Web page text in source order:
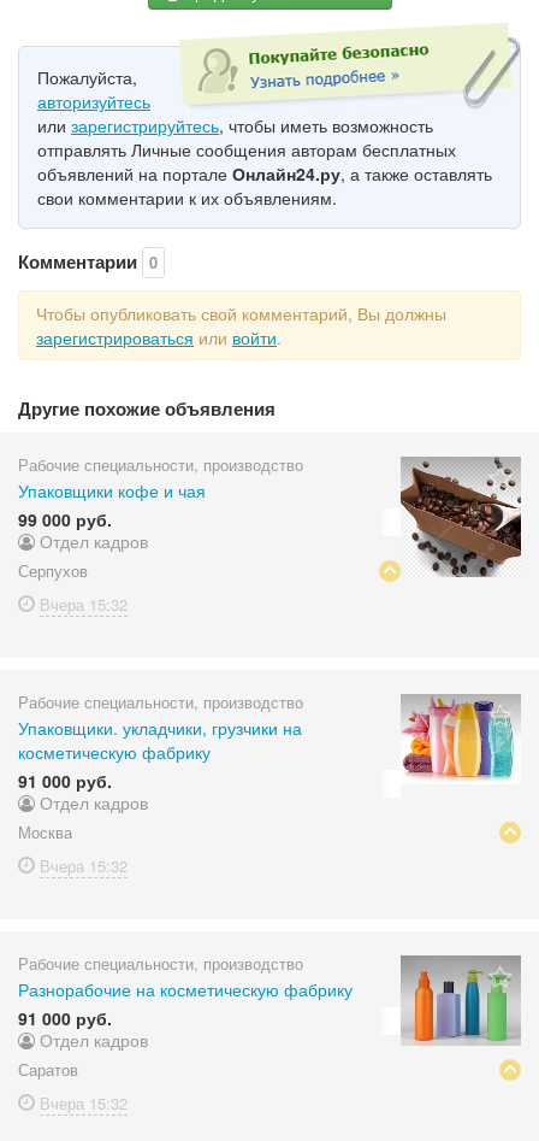
Пожалуйста,
авторизуйтесь
или зарегистрируйтесь, чтобы иметь возможность
отправлять Личные сообщения авторам бесплатных
объявлений на портале Онлайн24.ру, а также оставлять
свои комментарии к их объявлениям.
Комментарии 0
Чтобы опубликовать свой комментарий, Вы должны
зарегистрироваться или войти.
Другие похожие объявления
Рабочие специальности, производство
Упаковщики кофе и чая
99 000 руб.
Отдел кадров
Серпухов
Вчера 15:32
Рабочие специальности, производство
Упаковщики. укладчики, грузчики на
косметическую фабрику
91 000 руб.
Отдел кадров
Москва
Вчера 15:32
Рабочие специальности, производство
Разнорабочие на косметическую фабрику
91 000 руб.
Отдел кадров
Саратов
Вчера 15:32